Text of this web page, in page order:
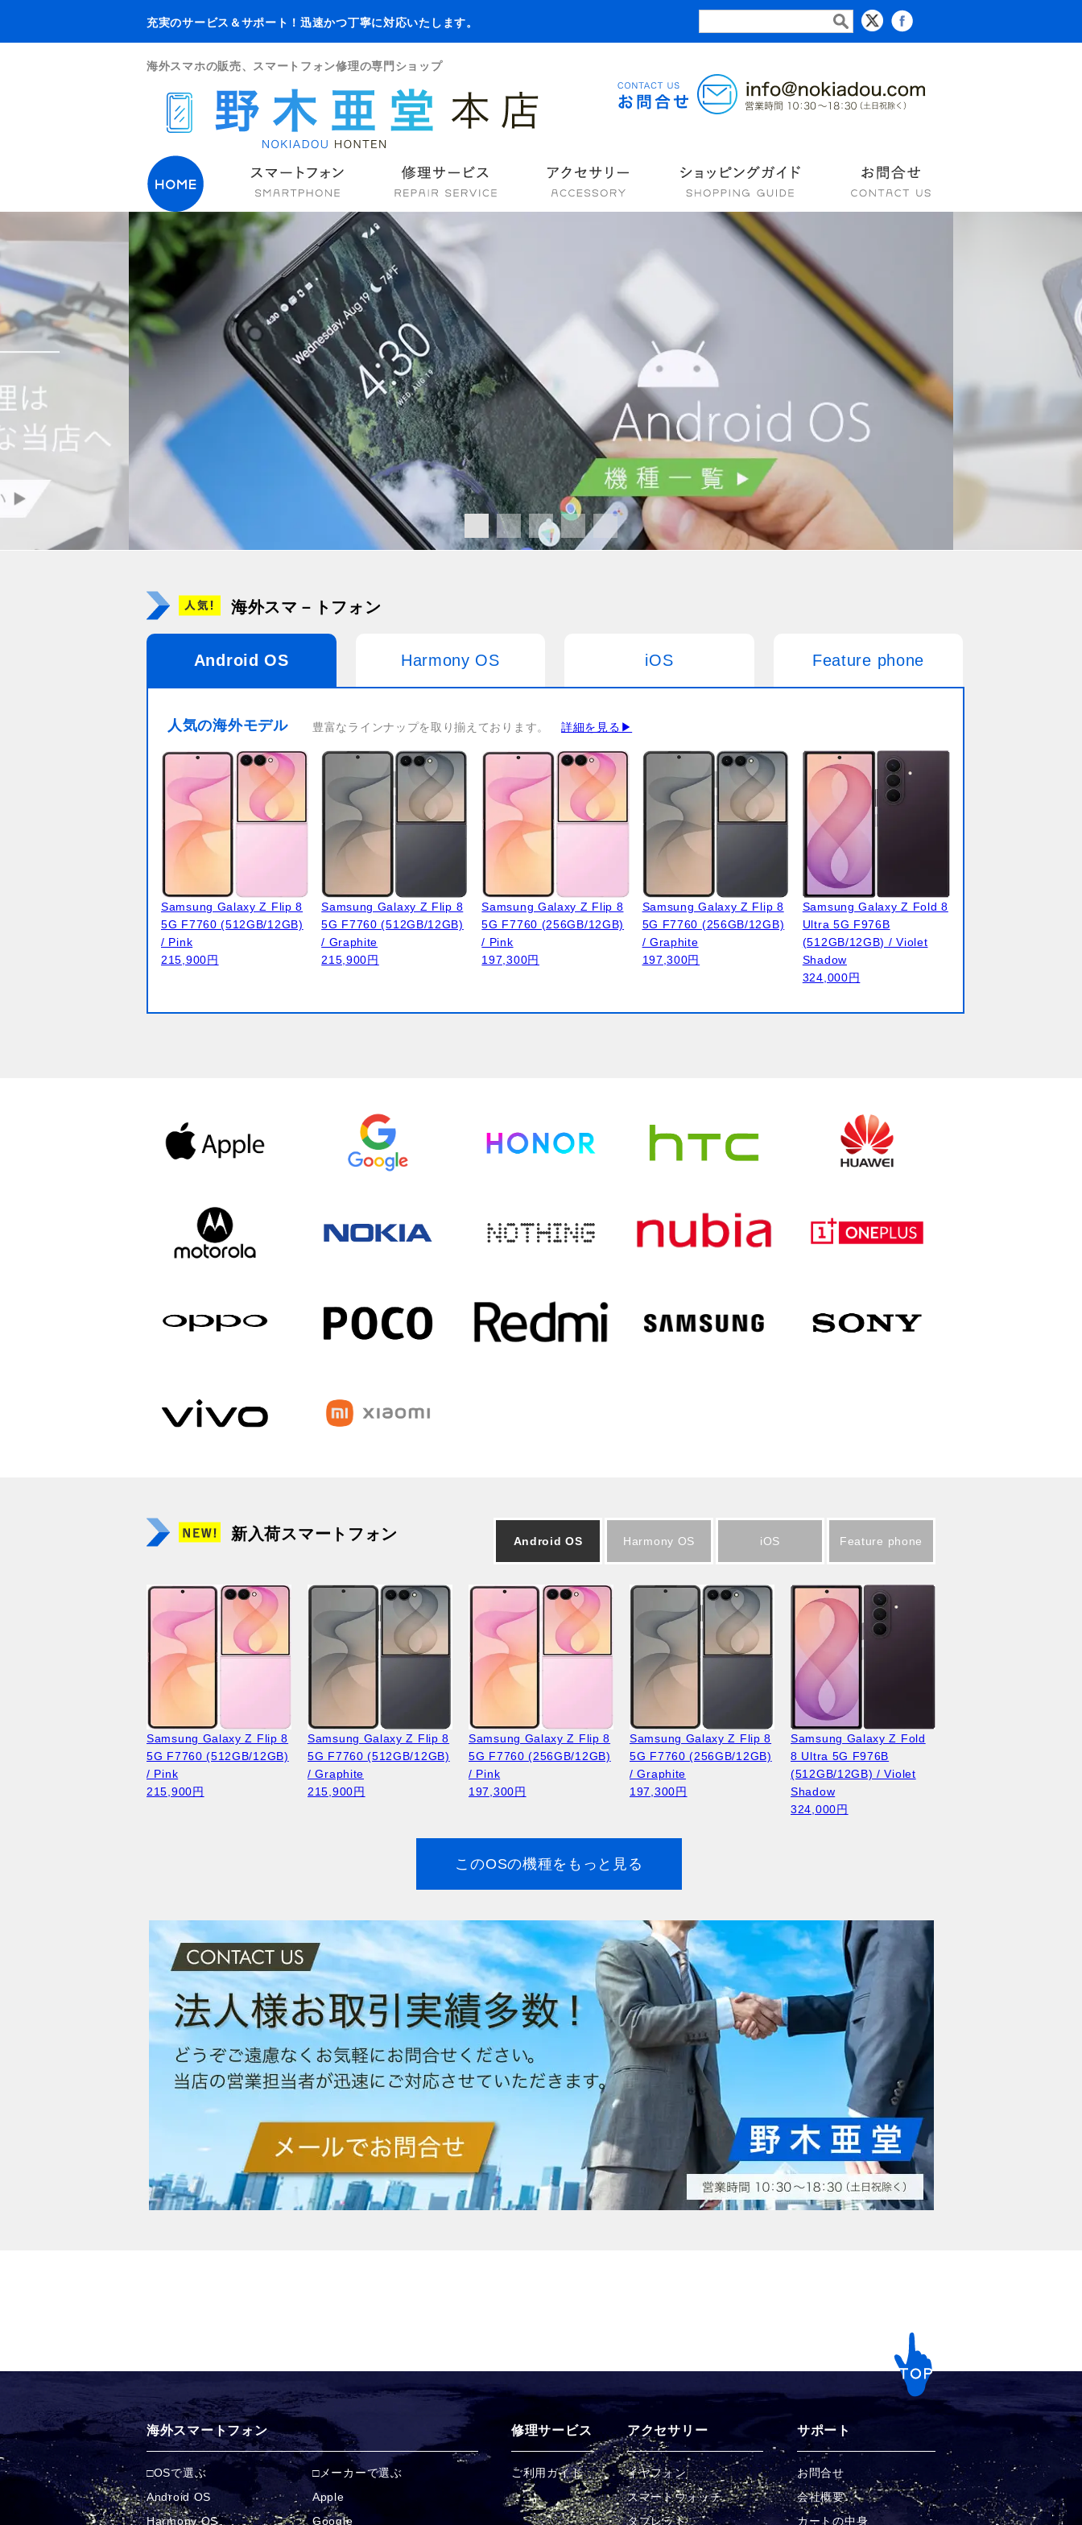
充実のサービス＆サポート！迅速かつ丁寧に対応いたします。
海外スマホの販売、スマートフォン修理の専門ショップ
海外スマ－トフォン
Android OS Harmony OS iOS Feature phone
人気の海外モデル 豊富なラインナップを取り揃えております。 詳細を見る▶
Samsung Galaxy Z Flip 8
5G F7760 (512GB/12GB)
/ Pink
215,900円
Samsung Galaxy Z Flip 8
5G F7760 (512GB/12GB)
/ Graphite
215,900円
Samsung Galaxy Z Flip 8
5G F7760 (256GB/12GB)
/ Pink
197,300円
Samsung Galaxy Z Flip 8
5G F7760 (256GB/12GB)
/ Graphite
197,300円
Samsung Galaxy Z Fold 8
Ultra 5G F976B
(512GB/12GB) / Violet
Shadow
324,000円
新入荷スマートフォン Android OS
Samsung Galaxy Z Flip 8
5G F7760 (512GB/12GB)
/ Pink
215,900円
Samsung Galaxy Z Flip 8
5G F7760 (512GB/12GB)
/ Graphite
215,900円
Samsung Galaxy Z Flip 8
5G F7760 (256GB/12GB)
/ Pink
197,300円
Samsung Galaxy Z Flip 8
5G F7760 (256GB/12GB)
/ Graphite
197,300円
Samsung Galaxy Z Fold
8 Ultra 5G F976B
(512GB/12GB) / Violet
Shadow
324,000円
このOSの機種をもっと見る
Harmony OS iOS Feature phone
海外スマートフォン
OSで選ぶ
Android OS
Harmony OS
メーカーで選ぶ
Apple
Google
修理サービス
ご利用ガイド
アクセサリー
イヤフォン
スマートウォッチ
タブレット
サポート
お問合せ
会社概要
カートの中身